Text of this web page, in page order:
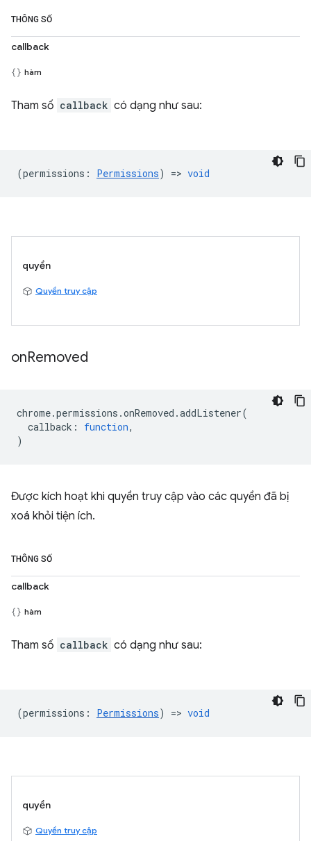
THÔNG SỐ
callback
hàm
Tham số callback có dạng như sau:
(permissions : Permissions) => void
quyền
Quyền truy cập
onRemoved
chrome.permissions .onRemoved .addListener(
callback : function,
)
Được kích hoạt khi quyền truy cập vào các quyền đã bị
xoá khỏi tiện ích.
THÔNG SỐ
callback
hàm
Tham số callback có dạng như sau:
(permissions : Permissions) => void
quyền
Quyền truy cập